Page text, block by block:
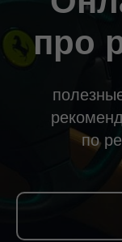
про
по